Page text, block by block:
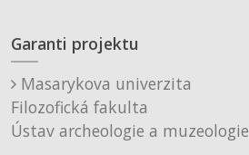
Garanti projektu
Masarykova univerzita
Filozofická fakulta
Ústav archeologie a muzeologie